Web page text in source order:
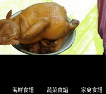
海鮮食譜 蔬菜食譜 家禽食譜